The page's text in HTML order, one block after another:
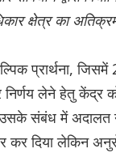
क्षेत्र का
प्रार्थना,
लेने हेतु केंद्र
संबंध में अदालत
कर दिया लेकिन